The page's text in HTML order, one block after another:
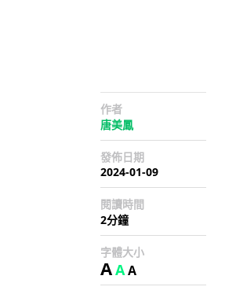
作者
唐美鳳
發佈日期
2024-01-09
閱讀時間
2分鐘
字體大小
AAA